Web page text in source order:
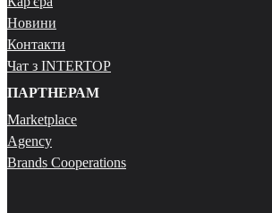
Новини
Контакти
Чат з INTERTOP
ПАРТНЕРАМ
Marketplace
Agency
Brands Cooperations